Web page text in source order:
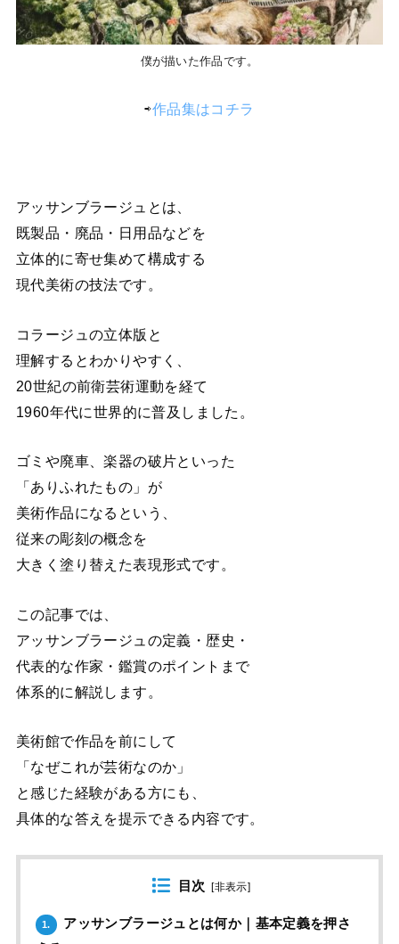
僕が描いた作品です。
⇨作品集はコチラ
アッサンブラージュとは、
既製品・廃品・日用品などを
立体的に寄せ集めて構成する
現代美術の技法です。
コラージュの立体版と
理解するとわかりやすく、
20世紀の前衛芸術運動を経て
1960年代に世界的に普及しました。
ゴミや廃車、楽器の破片といった
「ありふれたもの」が
美術作品になるという、
従来の彫刻の概念を
大きく塗り替えた表現形式です。
この記事では、
アッサンブラージュの定義・歴史・
代表的な作家・鑑賞のポイントまで
体系的に解説します。
美術館で作品を前にして
「なぜこれが芸術なのか」
と感じた経験がある方にも、
具体的な答えを提示できる内容です。
目次 [非表示]
1.
アッサンブラージュとは何か｜基本定義を押さ